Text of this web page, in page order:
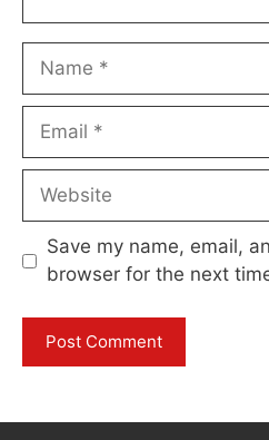
Name
Email
Website
Save my name, email,
browser for the next